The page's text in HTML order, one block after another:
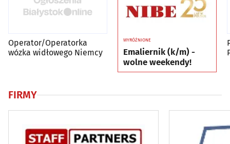
Operator/Operatorka
wózka widłowego Niemcy
WYRÓŻNIONE
Emaliernik (k/m) -
wolne weekendy!
FIRMY